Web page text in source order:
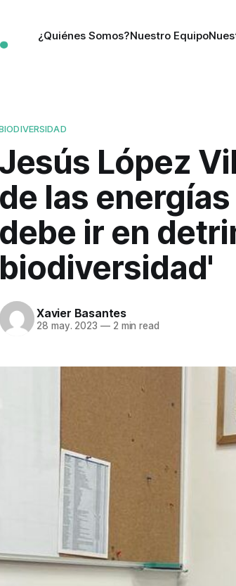
¿Quiénes Somos?Nuestro Equipo
Jesús López
de las
debe ir en
biodiversidad'
Xavier Basantes
28 may. 2023 —2 min read